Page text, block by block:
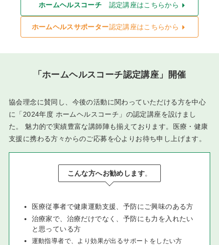
ホームヘルスコーチ 認定講座はこちらから
ホームヘルスサポーター認定講座はこちらから
「ホームヘルスコーチ認定講座」開催
協会理念に賛同し、今後の活動に関わっていただける方を中心
に「2024年度 ホームヘルスコーチ」の認定講座を設けまし
た。 魅力的で実績豊富な講師陣も揃えております。医療・健康
支援に携わる方々からのご応募を心よりお待ち申し上げます。
こんな方へお勧めします。
医療従事者で健康運動支援、予防にご興味のある方
治療家で、治療だけでなく、予防にも力を入れたい
と思っている方
運動指導者で、より効果が出るサポートをしたい方